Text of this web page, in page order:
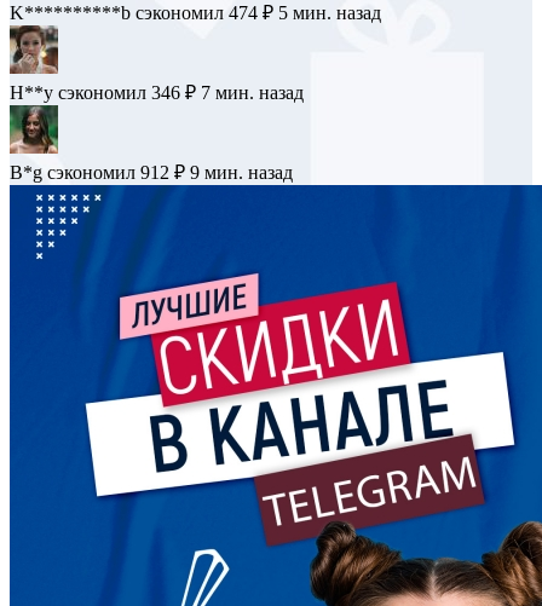
K**********b сэкономил 474 ₽ 5 мин. назад
H**y сэкономил 346 ₽ 7 мин. назад
B*g сэкономил 912 ₽ 9 мин. назад